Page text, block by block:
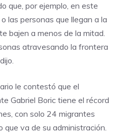
que, por ejemplo, en este
las personas que llegan a la
bajen a menos de la mitad.
atravesando la frontera
le contestó que el
Gabriel Boric tiene el récord
con solo 24 migrantes
que va de su administración.